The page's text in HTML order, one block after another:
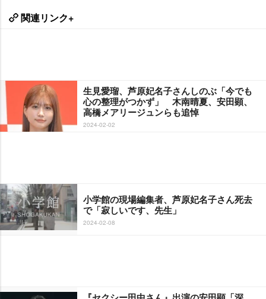
関連リンク+
生見愛瑠、芦原妃名子さんしのぶ「今でも
心の整理がつかず」 木南晴夏、安田顕、
高橋メアリージュンらも追悼
2024-02-02
小学館の現場編集者、芦原妃名子さん死去
で「寂しいです、先生」
2024-02-08